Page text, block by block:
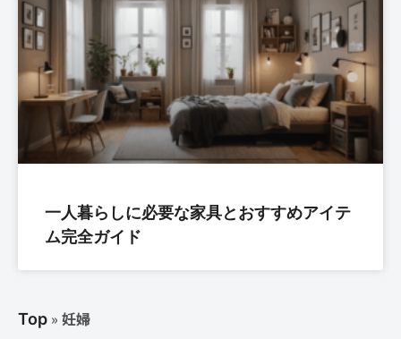
一人暮らしに必要な家具とおすすめアイテ
ム完全ガイド
Top » 妊婦